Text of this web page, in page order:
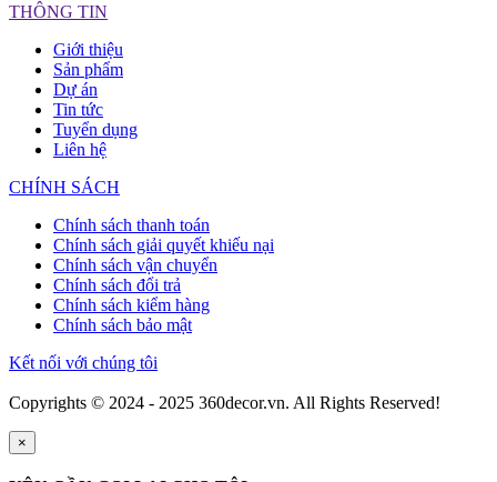
THÔNG TIN
Giới thiệu
Sản phẩm
Dự án
Tin tức
Tuyển dụng
Liên hệ
CHÍNH SÁCH
Chính sách thanh toán
Chính sách giải quyết khiếu nại
Chính sách vận chuyển
Chính sách đổi trả
Chính sách kiểm hàng
Chính sách bảo mật
Kết nối với chúng tôi
Copyrights © 2024 - 2025 360decor.vn. All Rights Reserved!
×